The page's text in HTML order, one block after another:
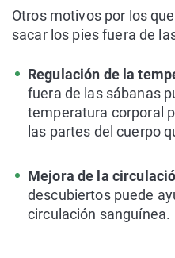
Otros motivos por los
sacar los pies fuera de
Regulación de la
fuera de las sábanas
temperatura corporal
las partes del cuerpo
Mejora de la
descubiertos puede
circulación sanguínea.